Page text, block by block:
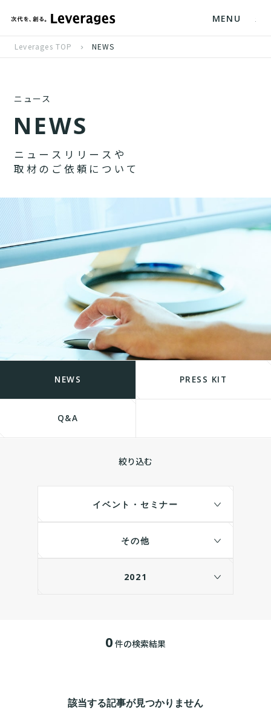
MENU
Leverages TOP NEWS
ニュース
NEWS
ニ ュ ー ス リ リ ー ス や
取 材 の ご 依 頼 に つ い て
NEWS PRESS KIT
Q&A
絞り込む
イベント・セミナー
その他
2021
0 件の検索結果
該当する記事が見つかりません